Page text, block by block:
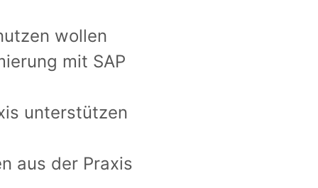
wollen
mit SAP
unterstützen
aus der Praxis